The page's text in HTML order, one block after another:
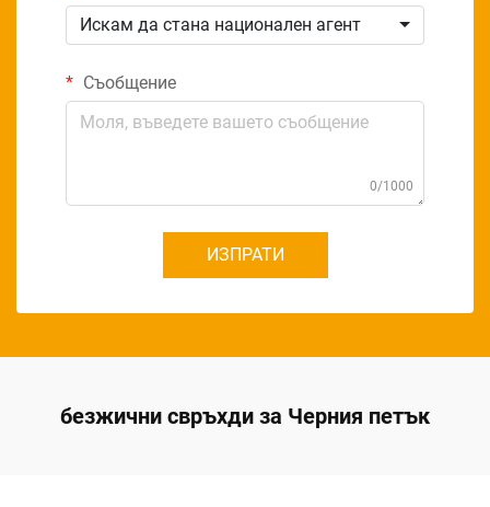
Искам да стана национален агент
Съобщение
0/1000
ИЗПРАТИ
безжични свръхди за Черния петък